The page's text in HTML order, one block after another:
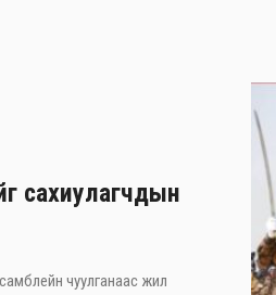
сахиулагчдын
чуулганаас жил